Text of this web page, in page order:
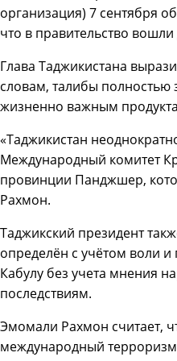
организация) 7 сентября
что в правительство
Глава Таджикистана
словам, талибы
жизненно важным
«Таджикистан
Международный комитет
провинции Панджшер,
Рахмон.
Таджикский президент
определён с учётом воли
Кабулу без учета мнения
последствиям.
Эмомали Рахмон считает,
международный